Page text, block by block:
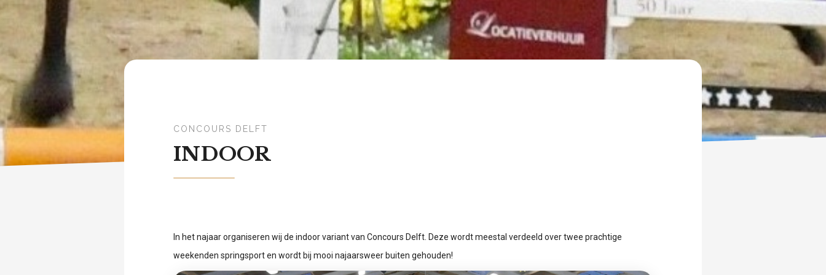
CONCOURS DELFT
INDOOR
In het najaar organiseren wij de indoor variant van Concours Delft. Deze wordt meestal verdeeld over twee prachtige
weekenden springsport en wordt bij mooi najaarsweer buiten gehouden!